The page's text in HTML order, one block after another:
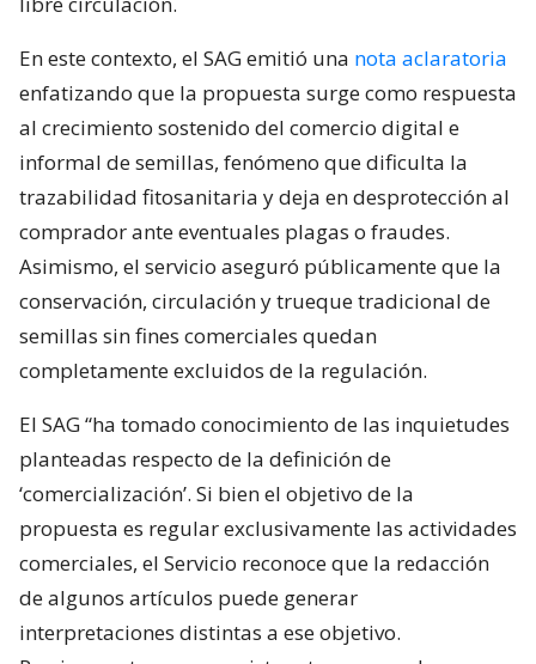
En este contexto, el SAG emitió una nota aclaratoria
enfatizando que la propuesta surge como respuesta
al crecimiento sostenido del comercio digital e
informal de semillas, fenómeno que dificulta la
trazabilidad fitosanitaria y deja en desprotección al
comprador ante eventuales plagas o fraudes.
Asimismo, el servicio aseguró públicamente que la
conservación, circulación y trueque tradicional de
semillas sin fines comerciales quedan
completamente excluidos de la regulación.
El SAG “ha tomado conocimiento de las inquietudes
planteadas respecto de la definición de
‘comercialización’. Si bien el objetivo de la
propuesta es regular exclusivamente las actividades
comerciales, el Servicio reconoce que la redacción
de algunos artículos puede generar
interpretaciones distintas a ese objetivo.